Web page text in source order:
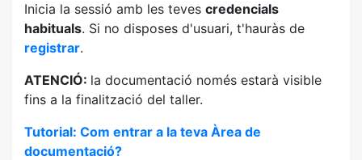
Inicia la sessió amb les teves credencials
habituals. Si no disposes d'usuari, t'hauràs de
registrar.
ATENCIÓ: la documentació només estarà visible
fins a la finalització del taller.
Tutorial: Com entrar a la teva Àrea de
documentació?